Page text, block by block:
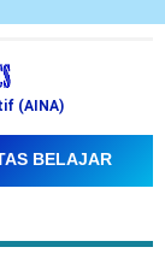
(AINA)
BELAJAR